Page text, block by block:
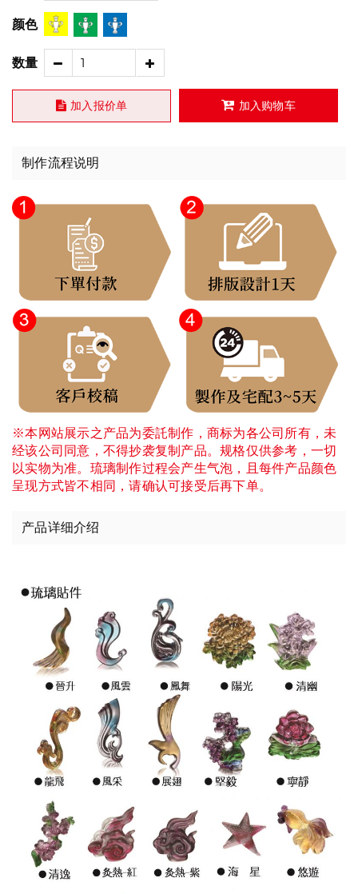
颜色
数量
加入报价单 加入购物车
制作流程说明
※本网站展示之产品为委託制作，商标为各公司所有，未
经该公司同意，不得抄袭复制产品。规格仅供参考，一切
以实物为准。琉璃制作过程会产生气泡，且每件产品颜色
呈现方式皆不相同，请确认可接受后再下单。
产品详细介绍